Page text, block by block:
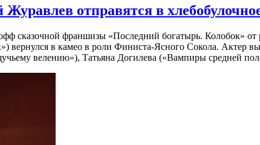
отправятся в
сказочной франшизы «Последний богатырь. Колобок»
вернулся в камео в роли Финиста-Ясного Сокола. Актер
велению»), Татьяна Догилева («Вампиры средней